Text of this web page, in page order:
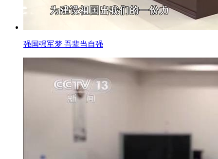
强国强军梦 吾辈当自强